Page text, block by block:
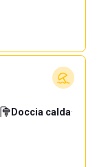
Doccia calda·